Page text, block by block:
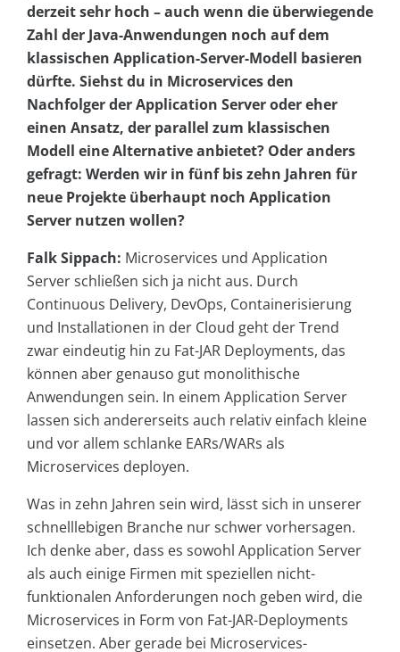
derzeit sehr hoch – auch wenn die überwiegende
Zahl der Java-Anwendungen noch auf dem
klassischen Application-Server-Modell basieren
dürfte. Siehst du in Microservices den
Nachfolger der Application Server oder eher
einen Ansatz, der parallel zum klassischen
Modell eine Alternative anbietet? Oder anders
gefragt: Werden wir in fünf bis zehn Jahren für
neue Projekte überhaupt noch Application
Server nutzen wollen?
Falk Sippach: Microservices und Application
Server schließen sich ja nicht aus. Durch
Continuous Delivery, DevOps, Containerisierung
und Installationen in der Cloud geht der Trend
zwar eindeutig hin zu Fat-JAR Deployments, das
können aber genauso gut monolithische
Anwendungen sein. In einem Application Server
lassen sich andererseits auch relativ einfach kleine
und vor allem schlanke EARs/WARs als
Microservices deployen.
Was in zehn Jahren sein wird, lässt sich in unserer
schnelllebigen Branche nur schwer vorhersagen.
Ich denke aber, dass es sowohl Application Server
als auch einige Firmen mit speziellen nicht-
funktionalen Anforderungen noch geben wird, die
Microservices in Form von Fat-JAR-Deployments
einsetzen. Aber gerade bei Microservices-